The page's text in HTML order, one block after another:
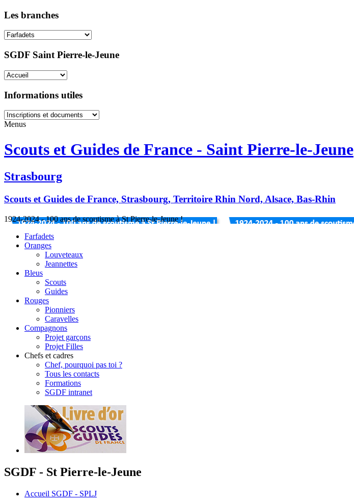
Les branches
SGDF Saint Pierre-le-Jeune
Informations utiles
Menus
Scouts et Guides de France - Saint Pierre-le-Jeune
Strasbourg
Scouts et Guides de France, Strasbourg, Territoire Rhin Nord, Alsace, Bas-Rhin
1924-2024 - 100 ans de scoutisme à St Pierre-le-Jeune !
Farfadets
Oranges
Louveteaux
Jeannettes
Bleus
Scouts
Guides
Rouges
Pionniers
Caravelles
Compagnons
Projet garçons
Projet Filles
Chefs et cadres
Chef, pourquoi pas toi ?
Tous les contacts
Formations
SGDF intranet
SGDF - St Pierre-le-Jeune
Accueil SGDF - SPLJ